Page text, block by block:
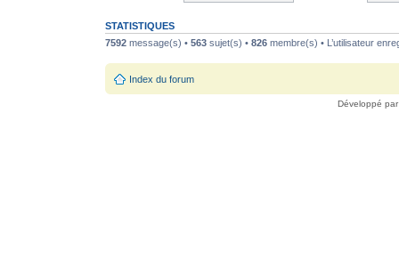
STATISTIQUES
7592 message(s) • 563 sujet(s) • 826 membre(s) • L’utilisateur
Index du forum
Développé